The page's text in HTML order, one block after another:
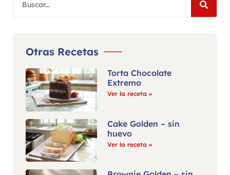
Otras Recetas
Torta Chocolate
Extremo
Ver la receta »
Cake Golden – sin
huevo
Ver la receta »